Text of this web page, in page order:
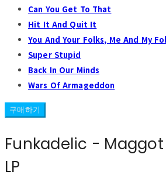
Can You Get To That
Hit It And Quit It
You And Your Folks, Me And My
Super Stupid
Back In Our Minds
Wars Of Armageddon
구매하기
Funkadelic -
LP